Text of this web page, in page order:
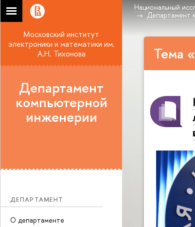
Национальный
Департамент
Московский институт
электроники и математики им.
А.Н. Тихонова
Департамент
компьютерной
инженерии
ДЕПАРТАМЕНТ
О департаменте
Тема